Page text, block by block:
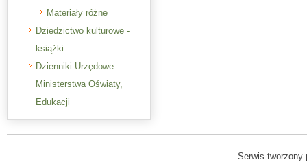
Materiały różne
Dziedzictwo kulturowe -
książki
Dzienniki Urzędowe
Ministerstwa Oświaty,
Edukacji
Serwis